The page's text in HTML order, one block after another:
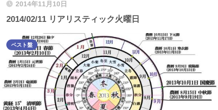
2014年11月10日
2014/02/11 リアリスティック火曜日
ベスト盤